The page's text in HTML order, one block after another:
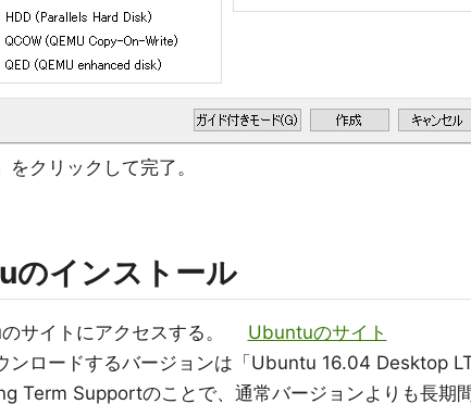
をクリックして完了。
のインストール
サイトにアクセスする。 Ubuntuのサイト
ンロードするバージョンは「Ubuntu 16.04 Desktop
Term Supportのことで、通常バージョンよりも長期